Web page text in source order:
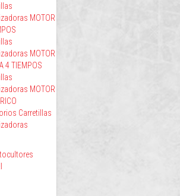
MOTOR
MOTOR
4 TIEMPOS
MOTOR
Carretillas